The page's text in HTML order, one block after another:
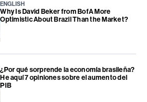
ENGLISH
Why Is David Beker from BofA More
Optimistic About Brazil Than the Market?
¿Por qué sorprende la economía brasileña?
He aquí 7 opiniones sobre el aumento del
PIB